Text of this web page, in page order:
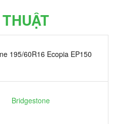
195/60R16 Ecopia EP150
Bridgestone